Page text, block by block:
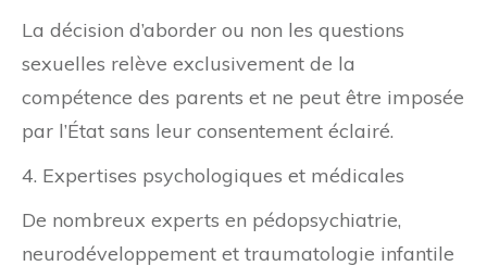
La décision d’aborder ou non les questions
sexuelles relève exclusivement de la
compétence des parents et ne peut être imposée
par l’État sans leur consentement éclairé.
4. Expertises psychologiques et médicales
De nombreux experts en pédopsychiatrie,
neurodéveloppement et traumatologie infantile